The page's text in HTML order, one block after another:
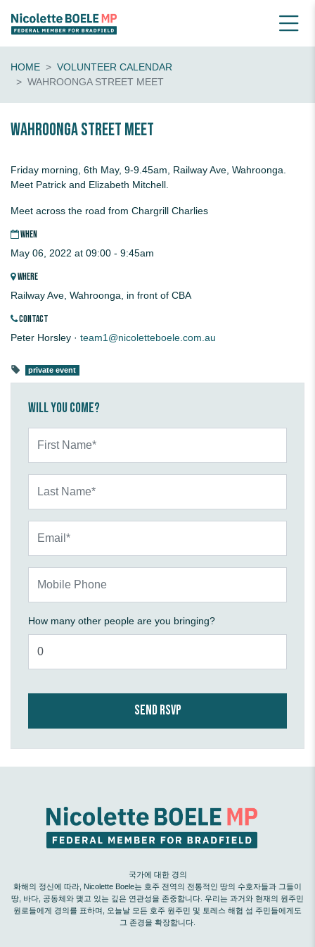
HOME
VOLUNTEER CALENDAR
WAHROONGA STREET MEET
Wahroonga Street Meet
Friday morning, 6th May, 9-9.45am, Railway Ave, Wahroonga.
Meet Patrick and Elizabeth Mitchell.
Meet across the road from Chargrill Charlies
WHEN
May 06, 2022 at 09:00 - 9:45am
WHERE
Railway Ave, Wahroonga, in front of CBA
CONTACT
Peter Horsley · team1@nicoletteboele.com.au
private event
Will you come?
How many other people are you bringing?
국가에 대한 경의
화해의 정신에 따라, Nicolette Boele는 호주 전역의 전통적인 땅의 수호자들과 그들이
땅, 바다, 공동체와 맺고 있는 깊은 연관성을 존중합니다. 우리는 과거와 현재의 원주민
원로들에게 경의를 표하며, 오늘날 모든 호주 원주민 및 토레스 해협 섬 주민들에게도
그 존경을 확장합니다.